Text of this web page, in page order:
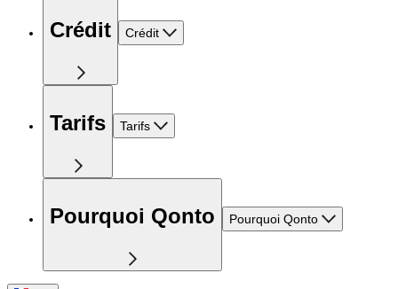
Crédit Crédit
Tarifs Tarifs
Pourquoi Qonto Pourquoi Qonto